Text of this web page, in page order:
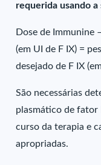
requerida usando
Dose de Immunine
(em UI de F IX) =
desejado de F IX
São necessárias
plasmático de fator
curso da terapia e
apropriadas.